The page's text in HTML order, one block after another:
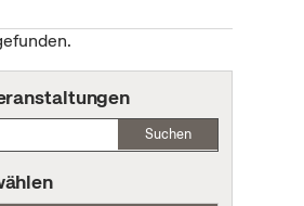
Suchen